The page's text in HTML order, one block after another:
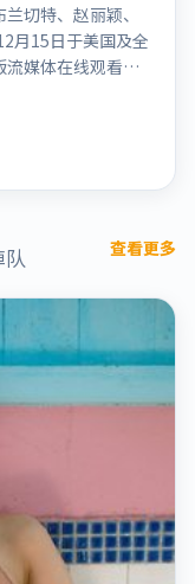
切特、赵丽颖、
月15日于美国及全
媒体在线观看。
可信，适合喜欢
」「顾长卫」
上映」等关键词的
查看更多